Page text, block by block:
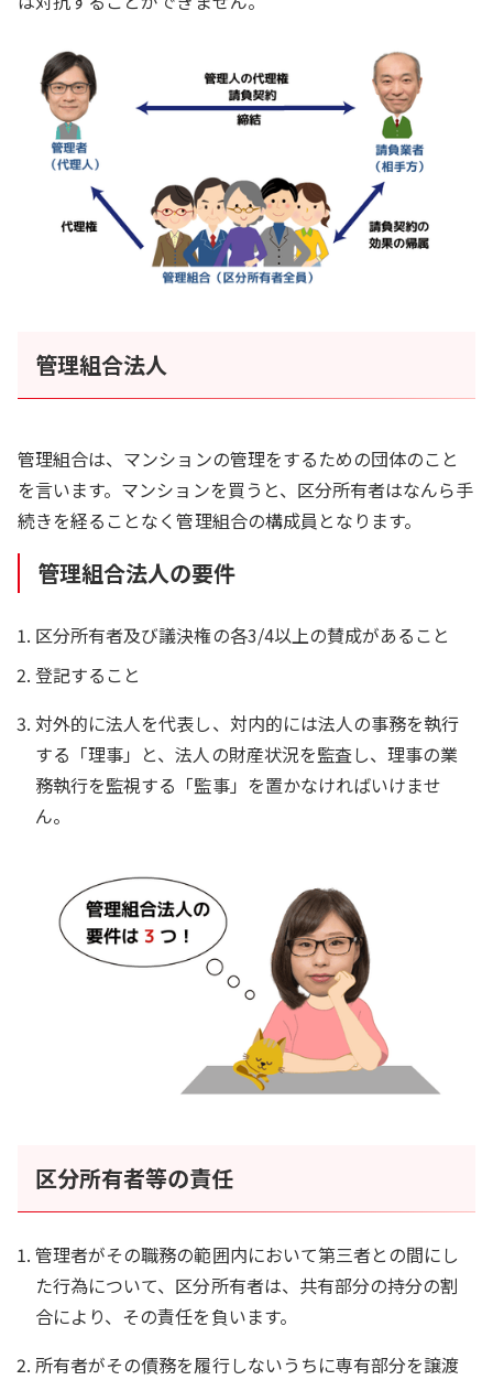
管理組合法人
管理組合は、マンションの管理をするための団体のこと
を言います。マンションを買うと、区分所有者はなんら手
続きを経ることなく管理組合の構成員となります。
管理組合法人の要件
区分所有者及び議決権の各3/4以上の賛成があること
登記すること
対外的に法人を代表し、対内的には法人の事務を執行
する「理事」と、法人の財産状況を監査し、理事の業
務執行を監視する「監事」を置かなければいけませ
ん。
区分所有者等の責任
管理者がその職務の範囲内において第三者との間にし
た行為について、区分所有者は、共有部分の持分の割
合により、その責任を負います。
所有者がその債務を履行しないうちに専有部分を譲渡